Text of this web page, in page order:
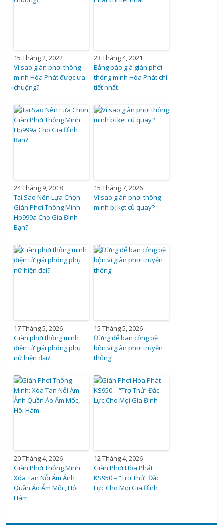
15 Tháng 2, 2022
Vì sao giàn phơi thông
minh Hòa Phát được ưa
chuộng?
23 Tháng 4, 2021
Bảng báo giá giàn phơi
thông minh Hòa Phát chi
tiết nhất
24 Tháng 9, 2018
Tại Sao Nên Lựa Chọn
Giàn Phơi Thông Minh
Hp999a Cho Gia Đình
Bạn?
15 Tháng 7, 2026
Vì sao giàn phơi thông
minh bị kẹt củ quay?
17 Tháng 5, 2026
Giàn phơi thông minh
điện tử giải phóng phụ
nữ hiện đại?
15 Tháng 5, 2026
Đừng để ban công bề
bộn vì giàn phơi truyền
thống!
20 Tháng 4, 2026
Giàn Phơi Thông Minh:
Xóa Tan Nỗi Ám Ảnh
Quần Áo Ẩm Mốc, Hôi
Hám
12 Tháng 4, 2026
Giàn Phơi Hòa Phát
KS950 – “Trợ Thủ” Đắc
Lực Cho Mọi Gia Đình